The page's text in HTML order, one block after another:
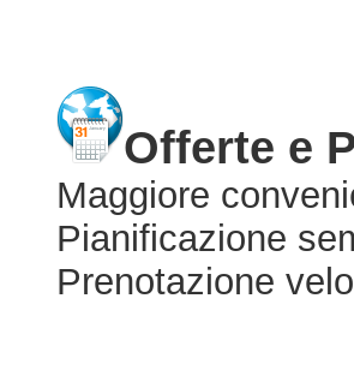
Offerte e
Maggiore
Pianificazione
Prenotazione